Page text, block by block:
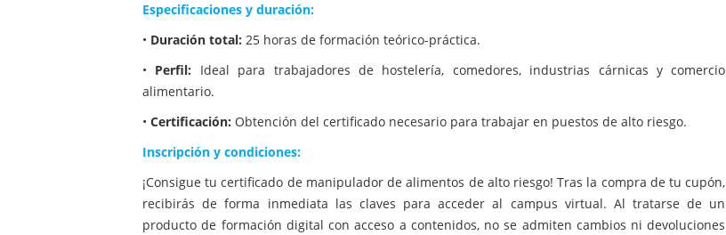
Especificaciones y duración:
• Duración total: 25 horas de formación teórico-práctica.
• Perfil: Ideal para trabajadores de hostelería, comedores, industrias cárnicas y comercio
alimentario.
• Certificación: Obtención del certificado necesario para trabajar en puestos de alto riesgo.
Inscripción y condiciones:
¡Consigue tu certificado de manipulador de alimentos de alto riesgo! Tras la compra de tu cupón,
recibirás de forma inmediata las claves para acceder al campus virtual. Al tratarse de un
producto de formación digital con acceso a contenidos, no se admiten cambios ni devoluciones